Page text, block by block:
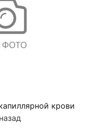
крови